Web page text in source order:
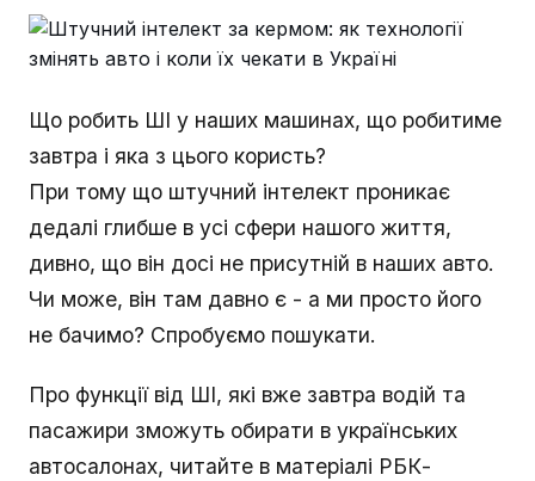
Що робить ШІ у наших машинах, що робитиме
завтра і яка з цього користь?
При тому що штучний інтелект проникає
дедалі глибше в усі сфери нашого життя,
дивно, що він досі не присутній в наших авто.
Чи може, він там давно є - а ми просто його
не бачимо? Спробуємо пошукати.
Про функції від ШІ, які вже завтра водій та
пасажири зможуть обирати в українських
автосалонах, читайте в матеріалі РБК-